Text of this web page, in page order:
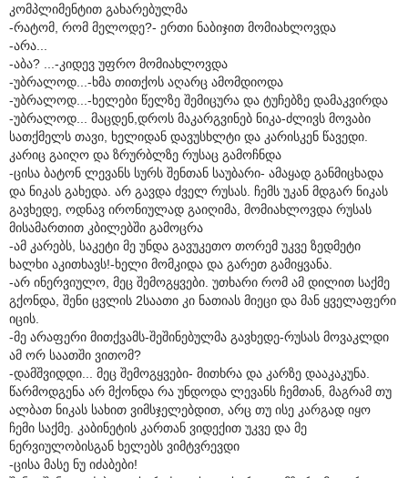
კომპლიმენტით გახარებულმა
-რატომ, რომ მელოდე?- ერთი ნაბიჯით მომიახლოვდა
-არა...
-აბა? ...-კიდევ უფრო მომიახლოვდა
-უბრალოდ...-ხმა თითქოს აღარც ამომდიოდა
-უბრალოდ...-ხელები წელზე შემიცურა და ტუჩებზე დამაკვირდა
-უბრალოდ... მაცდენ,დროს მაკარგვინებ ნიკა-ძლივს მოვაბი
სათქმელს თავი, ხელიდან დავუსხლტი და კარისკენ წავედი.
კარიც გაიღო და ზრურბლზე რუსაც გამოჩნდა
-ცისა ბატონ ლევანს სურს შენთან საუბარი- ამაყად განმიცხადა
და ნიკას გახედა. არ გავდა ძველ რუსას. ჩემს უკან მდგარ ნიკას
გავხედე, ოდნავ ირონიულად გაიღიმა, მომიახლოვდა რუსას
მისამართით კბილებში გამოცრა
-ამ კარებს, საკეტი მე უნდა გავუკეთო თორემ უკვე ზედმეტი
ხალხი აკითხავს!-ხელი მომკიდა და გარეთ გამიყვანა.
-არ ინერვიულო, მეც შემოგყვები. უთხარი რომ ამ დილით საქმე
გქონდა, შენი ცვლის 2საათი კი ნათიას მიეცი და მან ყველაფერი
იცის.
-მე არაფერი მითქვამს-შეშინებულმა გავხედე-რუსას მოვაკლდი
ამ ორ საათში ვითომ?
-დამშვიდდი... მეც შემოგყვები- მითხრა და კარზე დააკაკუნა.
წარმოდგენა არ მქონდა რა უნდოდა ლევანს ჩემთან, მაგრამ თუ
ალბათ ნიკას სახით ვიმსჯელებდით, არც თუ ისე კარგად იყო
ჩემი საქმე. კაბინეტის კართან ვიდექით უკვე და მე
ნერვიულობისგან ხელებს ვიმტვრევდი
-ცისა მასე ნუ იძაბები!